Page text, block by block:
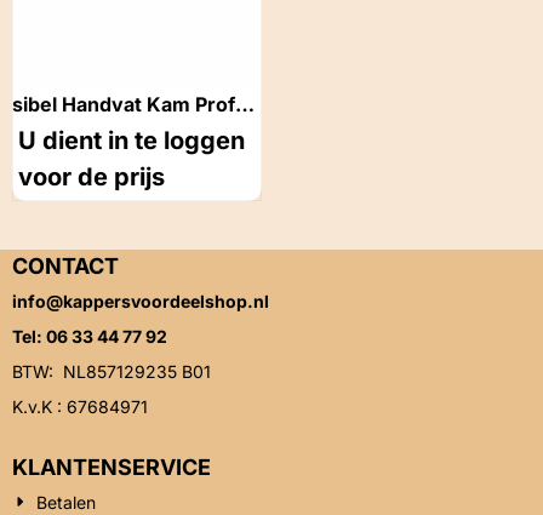
sibel Handvat Kam Profa
70 -21 cm
U dient in te loggen
voor de prijs
CONTACT
info@kappersvoordeelshop.nl
Tel: 06 33 44 77 92
BTW: NL857129235 B01
K.v.K : 67684971
KLANTENSERVICE
Betalen